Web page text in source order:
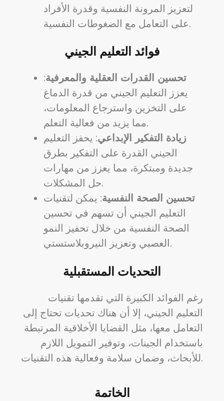
لتعزيز المرونة النفسية وقدرة الأفراد
على التعامل مع الضغوطات النفسية.
فوائد التعليم الجيني
تحسين القدرات العقلية والمعرفية:
يعزز التعليم الجيني من قدرة الدماغ
على التخزين واسترجاع المعلومات،
مما يزيد من فعالية التعلم.
زيادة التفكير الإبداعي: يحفز التعليم
الجيني القدرة على التفكير بطرق
جديدة ومبتكرة، مما يعزز من مهارات
حل المشكلات.
تحسين الصحة النفسية: يمكن لتقنيات
التعليم الجيني أن تسهم في تحسين
الصحة النفسية من خلال تحفيز النمو
العصبي وتعزيز النيروبلاستستي.
التحديات المستقبلية
رغم الفوائد الكبيرة التي تقدمها تقنيات
التعليم الجيني، إلا أن هناك تحديات تحتاج إلى
التعامل معها، مثل القضايا الأخلاقية المرتبطة
باستخدام الجينات، وتوفير التمويل اللازم
للأبحاث، وضمان سلامة وفعالية هذه التقنيات.
الخاتمة